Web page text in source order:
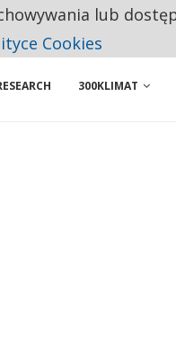
PRACY
300KLIMAT
lub
Cookies